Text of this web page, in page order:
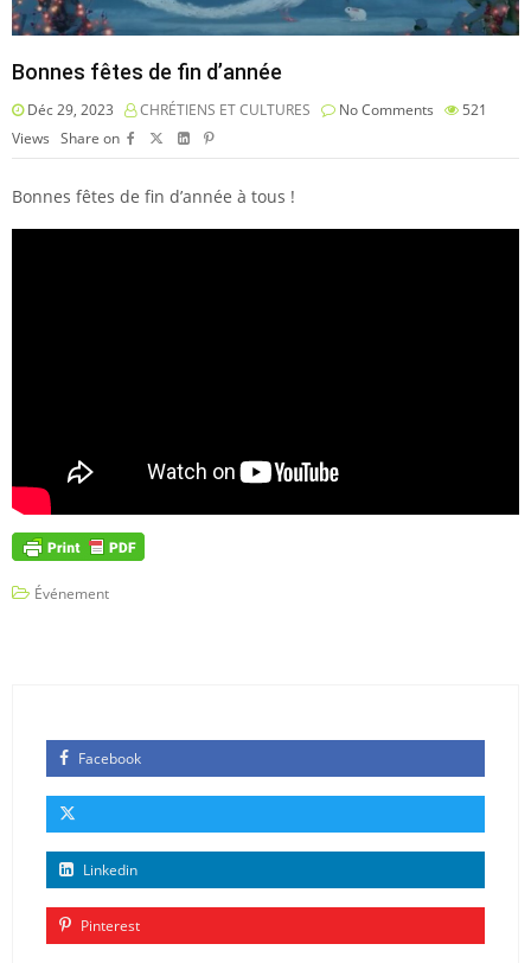
Bonnes fêtes de fin d’année
Déc 29, 2023 CHRÉTIENS ET CULTURES No Comments
521
Views Share on
Bonnes fêtes de fin d’année à tous !
Événement
Facebook
Linkedin
Pinterest